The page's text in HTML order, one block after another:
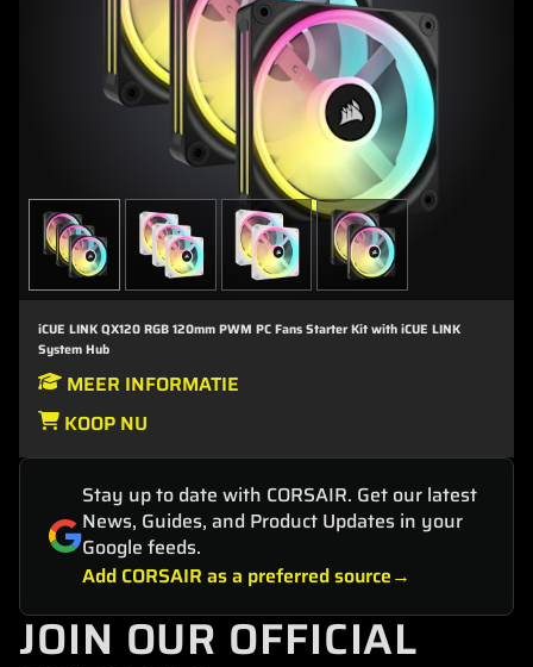
iCUE LINK QX120 RGB 120mm PWM PC Fans Starter Kit with iCUE LINK
System Hub
MEER INFORMATIE
KOOP NU
Stay up to date with CORSAIR. Get our latest
News, Guides, and Product Updates in your
Google feeds.
Add CORSAIR as a preferred source
JOIN OUR OFFICIAL